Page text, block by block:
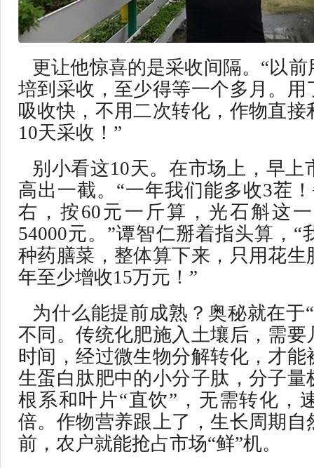
更让他惊喜的是采收间隔。“以
培到采收，至少得等一个多月。用
吸收快，不用二次转化，作物直接
10天采收！”
别小看这10天。在市场上，早上
高出一截。“一年我们能多收3茬
右，按60元一斤算，光石斛这
54000元。”谭智仁掰着指头算，“
种药膳菜，整体算下来，只用花生
年至少增收15万元！”
为什么能提前成熟？奥秘就在于
不同。传统化肥施入土壤后，需要
时间，经过微生物分解转化，才能
生蛋白肽肥中的小分子肽，分子量
根系和叶片“直饮”，无需转化，
倍。作物营养跟上了，生长周期自
前，农户就能抢占市场“鲜”机。